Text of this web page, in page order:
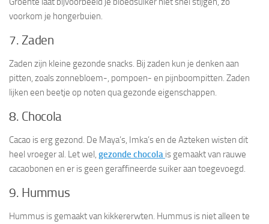
voorkom je hongerbuien.
7. Zaden
Zaden zijn kleine gezonde snacks. Bij zaden kun je denken aan
pitten, zoals zonnebloem-, pompoen- en pijnboompitten. Zaden
lijken een beetje op noten qua gezonde eigenschappen.
8. Chocola
Cacao is erg gezond. De Maya’s, Imka’s en de Azteken wisten dit
heel vroeger al. Let wel, gezonde chocola is gemaakt van rauwe
cacaobonen en er is geen geraffineerde suiker aan toegevoegd.
9. Hummus
Hummus is gemaakt van kikkererwten. Hummus is niet alleen te